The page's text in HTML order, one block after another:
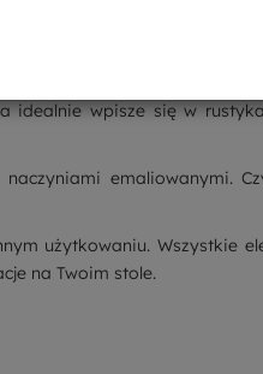
idealnie wpisze się w
emaliowanymi.
użytkowaniu. Wszystkie
na Twoim stole.